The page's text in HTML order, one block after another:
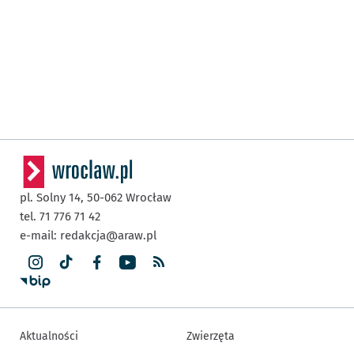
pl. Solny 14, 50-062 Wrocław
tel. 71 776 71 42
e-mail: redakcja@araw.pl
Aktualności Zwierzęta